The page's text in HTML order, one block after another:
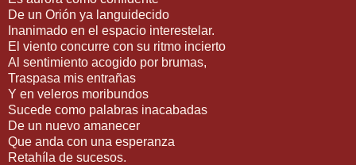
De un Orión ya languidecido
Inanimado en el espacio interestelar.
El viento concurre con su ritmo incierto
Al sentimiento acogido por brumas,
Traspasa mis entrañas
Y en veleros moribundos
Sucede como palabras inacabadas
De un nuevo amanecer
Que anda con una esperanza
Retahíla de sucesos.